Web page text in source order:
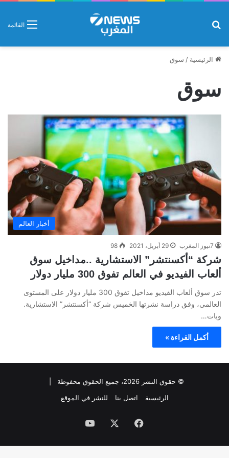
القائمة
الرئيسية / سوق
سوق
أخبار العالم
7نيوز المغرب 29 أبريل، 2021 98
شركة “أكسنتشر” الاستشارية ..مداخيل سوق
ألعاب الفيديو في العالم تفوق 300 مليار دولار
تدر سوق ألعاب الفيديو مداخيل تفوق 300 مليار دولار على المستوى
العالمي، وفق دراسة نشرتها الخميس شركة “أكسنتشر” الاستشارية.
وبات…
أكمل القراءة »
© حقوق النشر 2026، جميع الحقوق محفوظة |
الرئيسية
اتصل بنا للنشر في الموقع
فيسبوك